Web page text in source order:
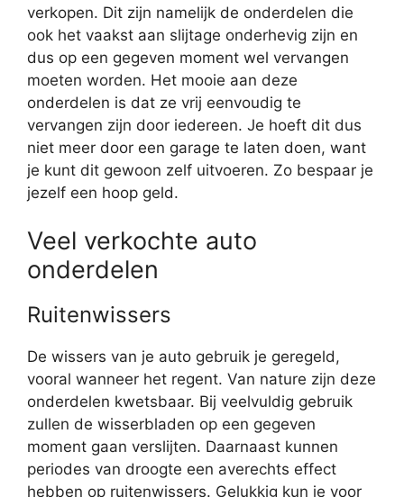
verkopen. Dit zijn namelijk de onderdelen die
ook het vaakst aan slijtage onderhevig zijn en
dus op een gegeven moment wel vervangen
moeten worden. Het mooie aan deze
onderdelen is dat ze vrij eenvoudig te
vervangen zijn door iedereen. Je hoeft dit dus
niet meer door een garage te laten doen, want
je kunt dit gewoon zelf uitvoeren. Zo bespaar je
jezelf een hoop geld.
Veel verkochte auto
onderdelen
Ruitenwissers
De wissers van je auto gebruik je geregeld,
vooral wanneer het regent. Van nature zijn deze
onderdelen kwetsbaar. Bij veelvuldig gebruik
zullen de wisserbladen op een gegeven
moment gaan verslijten. Daarnaast kunnen
periodes van droogte een averechts effect
hebben op ruitenwissers. Gelukkig kun je voor